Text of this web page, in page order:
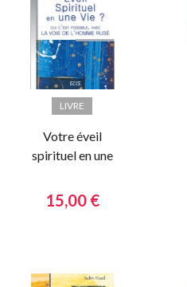
LIVRE
Votre éveil
spirituel en une
15,00 €